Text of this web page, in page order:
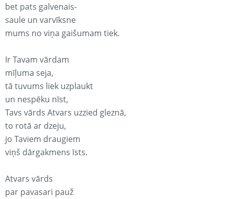
bet pats galvenais-
saule un varvīksne
mums no viņa gaišumam tiek.
Ir Tavam vārdam
mīļuma seja,
tā tuvums liek uzplaukt
un nespēku nīst,
Tavs vārds Atvars uzzied gleznā,
to rotā ar dzeju,
jo Taviem draugiem
viņš dārgakmens īsts.
Atvars vārds
par pavasari pauž